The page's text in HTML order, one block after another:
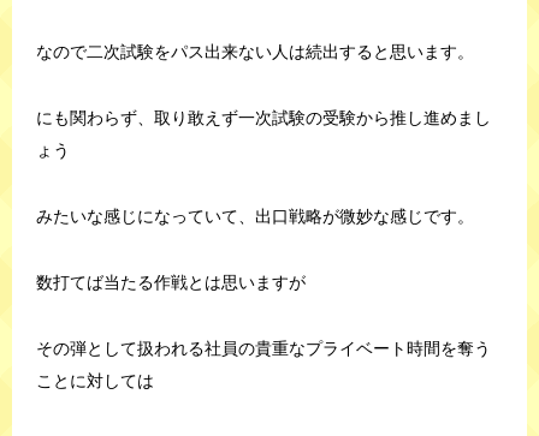
なので二次試験をパス出来ない人は続出すると思います。
にも関わらず、取り敢えず一次試験の受験から推し進めまし
ょう
みたいな感じになっていて、出口戦略が微妙な感じです。
数打てば当たる作戦とは思いますが
その弾として扱われる社員の貴重なプライベート時間を奪う
ことに対しては